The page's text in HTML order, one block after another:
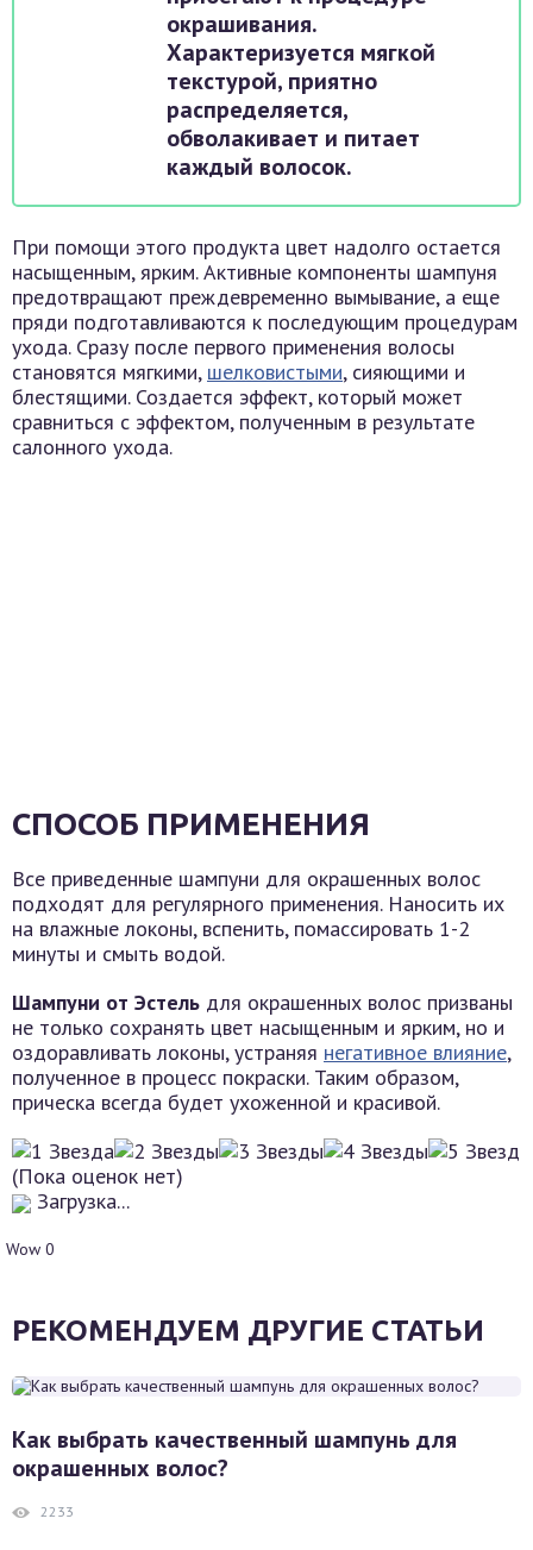
окрашивания.
Характеризуется мягкой
текстурой, приятно
распределяется,
обволакивает и питает
каждый волосок.
При помощи этого продукта цвет надолго остается
насыщенным, ярким. Активные компоненты шампуня
предотвращают преждевременно вымывание, а еще
пряди подготавливаются к последующим процедурам
ухода. Сразу после первого применения волосы
становятся мягкими, шелковистыми, сияющими и
блестящими. Создается эффект, который может
сравниться с эффектом, полученным в результате
салонного ухода.
СПОСОБ ПРИМЕНЕНИЯ
Все приведенные шампуни для окрашенных волос
подходят для регулярного применения. Наносить их
на влажные локоны, вспенить, помассировать 1-2
минуты и смыть водой.
Шампуни от Эстель для окрашенных волос призваны
не только сохранять цвет насыщенным и ярким, но и
оздоравливать локоны, устраняя негативное влияние,
полученное в процесс покраски. Таким образом,
прическа всегда будет ухоженной и красивой.
(Пока оценок нет)
Загрузка...
Wow 0
РЕКОМЕНДУЕМ ДРУГИЕ СТАТЬИ
Как выбрать качественный шампунь для
окрашенных волос?
2233